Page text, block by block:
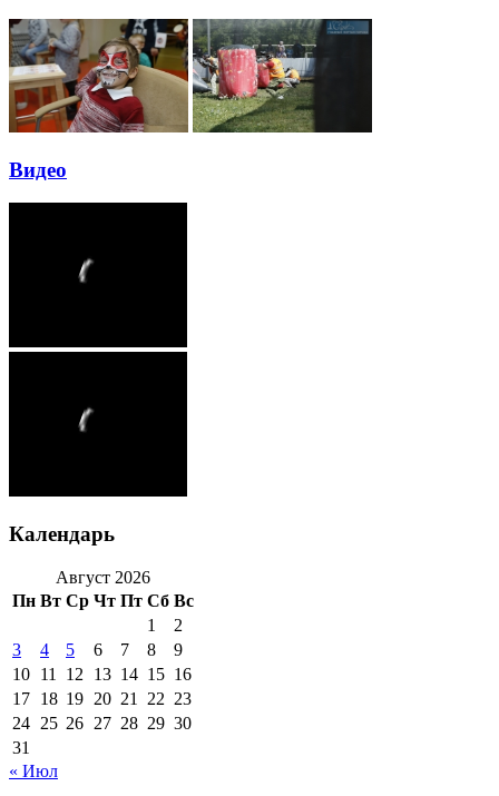
Видео
Календарь
Август 2026
Пн Вт Ср Чт Пт Сб Вс
1
2
3
4 5 6 7 8
9
10 11 12 13 14 15 16
17 18 19 20 21 22 23
24 25 26 27 28 29 30
31
« Июл